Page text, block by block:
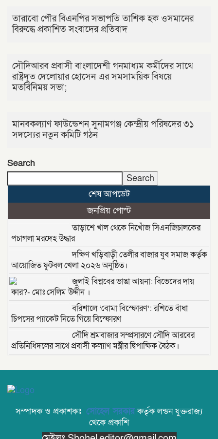
তারাবো পৌর বিএনপির সভাপতি তাশিক হক ওসমানের
বিরুদ্ধে প্রকাশিত সংবাদের প্রতিবাদ
সৌদিআরব প্রবাসী বাংলাদেশী গনমাধ্যম কর্মীদের সাথে
রাষ্ট্রদূত দেলোয়ার হোসেন এর সমসাময়িক বিষয়ে
মতবিনিময় সভা;
মানবকল্যাণ ফাউন্ডেশন সুনামগঞ্জ কেন্দ্রীয় পরিষদের ৩১
সদস্যের নতুন কমিটি গঠন
Search
Search
শেষ আপডেট
জনপ্রিয় পোস্ট
তাড়াশে খাল থেকে নিখোঁজ সিএনজিচালকের
পচাগলা মরদেহ উদ্ধার
দক্ষিণ খড়িবাড়ী তেলীর বাজার যুব সমাজ কর্তৃক
আয়োজিত ফুটবল খেলা ২০২৬ অনুষ্ঠিত।
জুলাই বিপ্লবের ভাঙা আয়না: বিভেদের দায়
কার?- মোঃ সেলিম উদ্দীন ।
বরিশালে ‘বোমা বিস্ফোরণ’: রশিতে বাঁধা
চিপসের প্যাকেট নিতে গিয়ে বিস্ফোরণ
সৌদি শ্রমবাজার সম্প্রসারণে সৌদি আরবের
প্রতিনিধিদলের সাথে প্রবাসী কল্যাণ মন্ত্রীর দ্বিপাক্ষিক বৈঠক।
উদ্ধার
সিলেট-২ আসনের এমপি লুনা’র সা‌থে বৃটেনে
সাক্ষাৎ বিনিময়
সম্পাদক ও প্রকাশকঃ সোহেল সরকারকর্তৃক লন্ডন যুক্তরাজ্য
থেকে প্রকাশি